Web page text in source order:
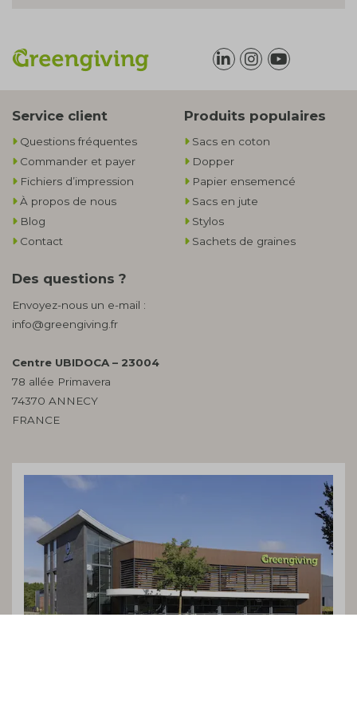
Service client
Questions fréquentes
Commander et payer
Fichiers d’impression
À propos de nous
Blog
Contact
Produits populaires
Sacs en coton
Dopper
Papier ensemencé
Sacs en jute
Stylos
Sachets de graines
Des questions ?
Envoyez-nous un e-mail :
info@greengiving.fr
Centre UBIDOCA – 23004
78 allée Primavera
74370 ANNECY
FRANCE